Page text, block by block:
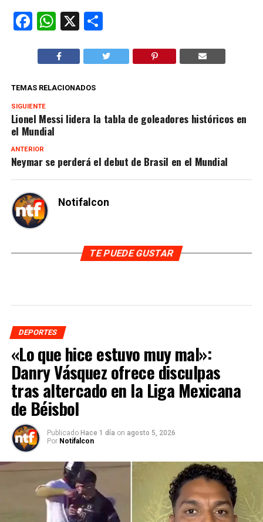
Facebook
WhatsApp
X Compartir
TEMAS RELACIONADOS
SIGUIENTE
Lionel Messi lidera la tabla de goleadores históricos en
el Mundial
ANTERIOR
Neymar se perderá el debut de Brasil en el Mundial
Notifalcon
TE PUEDE GUSTAR
DEPORTES
«Lo que hice estuvo muy mal»:
Danry Vásquez ofrece disculpas
tras altercado en la Liga Mexicana
de Béisbol
Publicado Hace 1 día on agosto 5, 2026
Por Notifalcon